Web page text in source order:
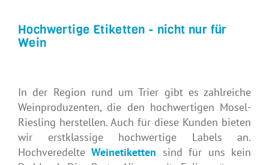
Hochwertige Etiketten - nicht nur für
Wein
In der Region rund um Trier gibt es zahlreiche
Weinproduzenten, die den hochwertigen Mosel-
Riesling herstellen. Auch für diese Kunden bieten
wir erstklassige hochwertige Labels an.
HochveredelteWeinetiketten sind für uns kein